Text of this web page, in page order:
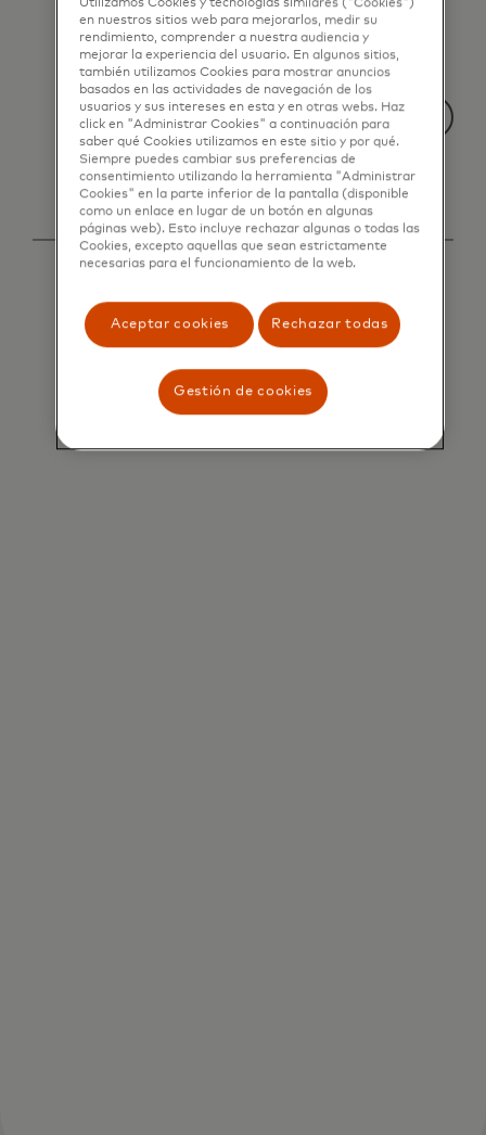
Utilizamos Cookies y tecnologías similares ("Cookies")
en nuestros sitios web para mejorarlos, medir su
rendimiento, comprender a nuestra audiencia y
mejorar la experiencia del usuario. En algunos sitios,
también utilizamos Cookies para mostrar anuncios
basados ​​en las actividades de navegación de los
usuarios y sus intereses en esta y en otras webs. Haz
click en "Administrar Cookies" a continuación para
saber qué Cookies utilizamos en este sitio y por qué.
Siempre puedes cambiar sus preferencias de
consentimiento utilizando la herramienta "Administrar
Cookies" en la parte inferior de la pantalla (disponible
como un enlace en lugar de un botón en algunas
páginas web). Esto incluye rechazar algunas o todas las
Cookies, excepto aquellas que sean estrictamente
necesarias para el funcionamiento de la web.
Aceptar cookies Rechazar todas
Gestión de cookies